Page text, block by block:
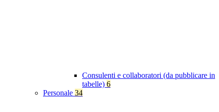
Consulenti e collaboratori (da pubblicare in
tabelle) 6
Personale 34